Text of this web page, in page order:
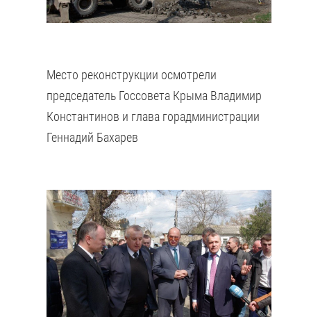
Место реконструкции осмотрели
председатель Госсовета Крыма Владимир
Константинов и глава горадминистрации
Геннадий Бахарев